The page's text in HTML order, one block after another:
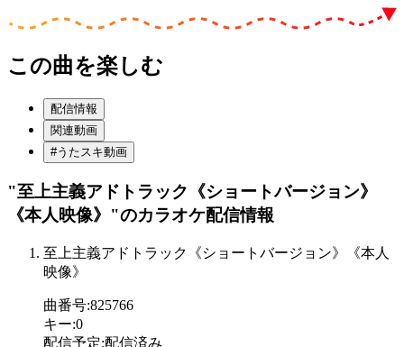
この曲を楽しむ
配信情報
関連動画
#うたスキ動画
"至上主義アドトラック《ショートバージョン》
《本人映像》"のカラオケ配信情報
至上主義アドトラック《ショートバージョン》《本人
映像》
曲番号:825766
キー:0
配信予定:配信済み